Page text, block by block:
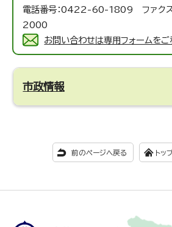
電話番号：0422-60-1809 ファク
2000
お問い合わせは専用フォームをご
市政情報
前のページへ戻る トッ